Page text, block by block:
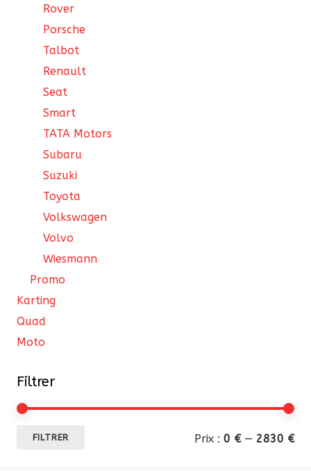
Rover
Porsche
Talbot
Renault
Seat
Smart
TATA Motors
Subaru
Suzuki
Toyota
Volkswagen
Volvo
Wiesmann
Promo
Karting
Quad
Moto
Filtrer
FILTRER Prix : 0 €— 2830 €